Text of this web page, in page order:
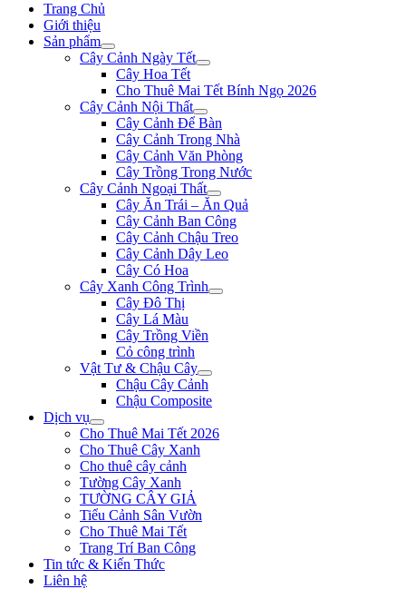
Trang Chủ
Giới thiệu
Sản phẩm
Cây Cảnh Ngày Tết
Cây Hoa Tết
Cho Thuê Mai Tết Bính Ngọ 2026
Cây Cảnh Nội Thất
Cây Cảnh Để Bàn
Cây Cảnh Trong Nhà
Cây Cảnh Văn Phòng
Cây Trồng Trong Nước
Cây Cảnh Ngoại Thất
Cây Ăn Trái – Ăn Quả
Cây Cảnh Ban Công
Cây Cảnh Chậu Treo
Cây Cảnh Dây Leo
Cây Có Hoa
Cây Xanh Công Trình
Cây Đô Thị
Cây Lá Màu
Cây Trồng Viền
Cỏ công trình
Vật Tư & Chậu Cây
Chậu Cây Cảnh
Chậu Composite
Dịch vụ
Cho Thuê Mai Tết 2026
Cho Thuê Cây Xanh
Cho thuê cây cảnh
Tường Cây Xanh
TƯỜNG CÂY GIẢ
Tiểu Cảnh Sân Vườn
Cho Thuê Mai Tết
Trang Trí Ban Công
Tin tức & Kiến Thức
Liên hệ